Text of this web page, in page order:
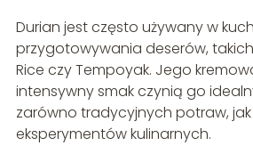
Durian jest często używany w
przygotowywania deserów,
Rice czy Tempoyak. Jego
intensywny smak czynią go
zarówno tradycyjnych potraw,
eksperymentów kulinarnych.